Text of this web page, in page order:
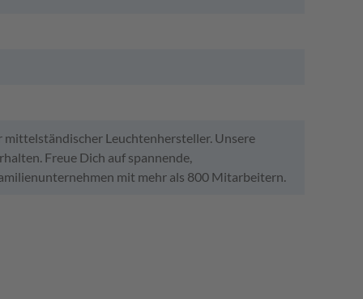
Leuchtenhersteller. Unsere
Freue Dich auf spannende,
mit mehr als 800 Mitarbeitern.